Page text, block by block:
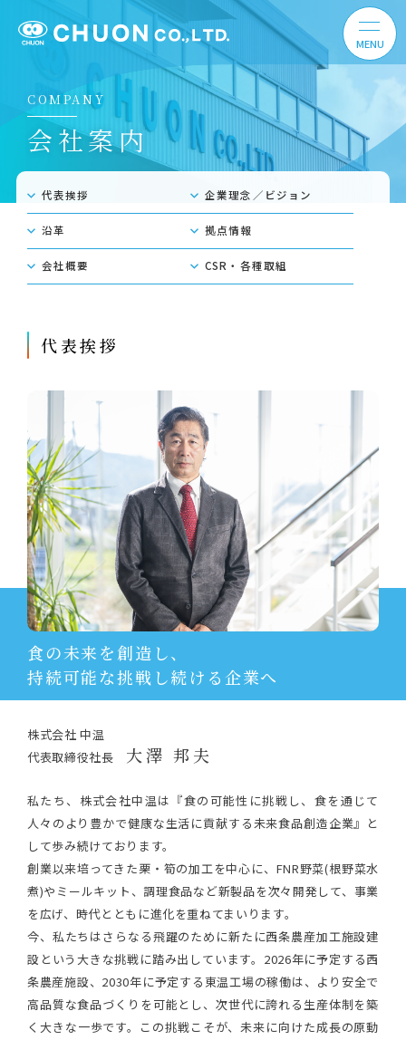
COMPANY
会社案内
代表挨拶 企業理念／ビジョン
沿⾰ 拠点情報
会社概要 CSR・各種取組
代表挨拶
食の未来を創造し、
持続可能な挑戦し続ける企業へ
株式会社 中温
代表取締役社長 大澤 邦夫
私たち、株式会社中温は『食の可能性に挑戦し、食を通じて
人々のより豊かで健康な生活に貢献する未来食品創造企業』と
して歩み続けております。
創業以来培ってきた栗・筍の加工を中心に、FNR野菜(根野菜水
煮)やミールキット、調理食品など新製品を次々開発して、事業
を広げ、時代とともに進化を重ねてまいります。
今、私たちはさらなる飛躍のために新たに西条農産加工施設建
設という大きな挑戦に踏み出しています。2026年に予定する西
条農産施設、2030年に予定する東温工場の稼働は、より安全で
高品質な食品づくりを可能とし、次世代に誇れる生産体制を築
く大きな一歩です。この挑戦こそが、未来に向けた成長の原動